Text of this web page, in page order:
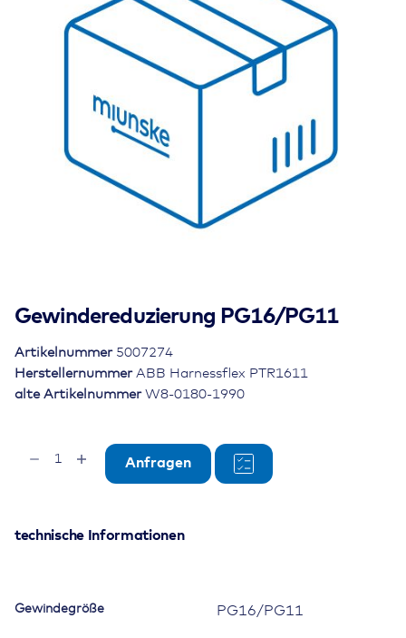
Gewindereduzierung PG16/PG11
alte Artikelnummer W8-0180-1990
Herstellernummer ABB Harnessflex PTR1611
Artikelnummer 5007274
Gewindereduzierung
Anfragen
technische Informationen
Gewindegröße PG16/PG11